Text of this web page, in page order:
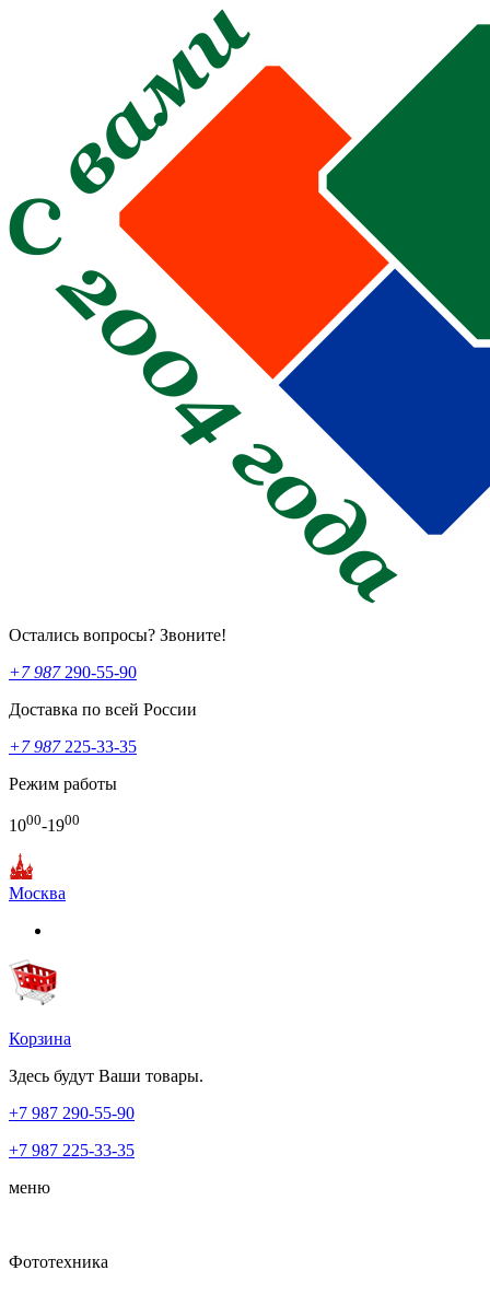
Остались вопросы? Звоните!
+7 987290-55-90
Доставка по всей России
+7 987225-33-35
Режим работы
1000-1900
Москва
Корзина
Здесь будут Ваши товары.
+7 987 290-55-90
+7 987 225-33-35
меню
Фототехника